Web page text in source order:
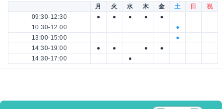
月 火 水 木 金 土 日
祝
09:30-12:30
● ● ● ●
●
10:30-12:00
●
13:00-15:00
●
14:30-19:00
● ● ●
●
14:30-17:00
●